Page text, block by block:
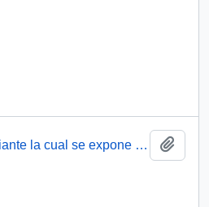
[Solicitud de intervención dirigida al Presidente Patricio Aylwin, mediante la cual se expone caso de profesora exonerada]